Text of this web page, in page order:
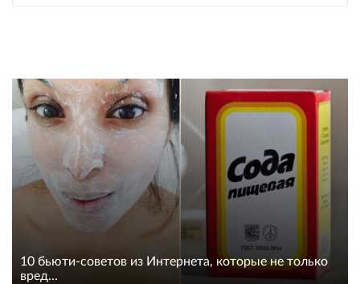
10 бьюти-советов из Интернета, которые не только
вред...